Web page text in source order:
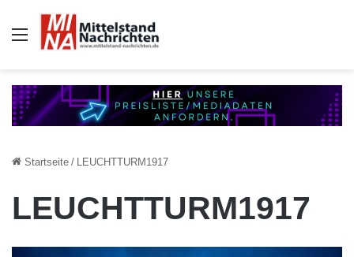
Auswahl
Startseite / LEUCHTTURM1917
LEUCHTTURM1917